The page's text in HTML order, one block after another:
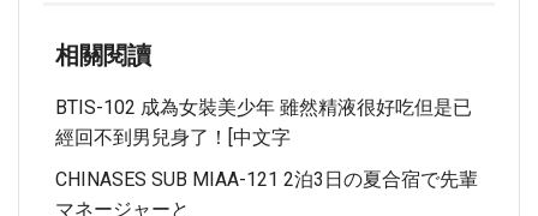
相關閱讀
BTIS-102 成為女裝美少年 雖然精液很好吃但是已
經回不到男兒身了！[中文字
CHINASES SUB MIAA-121 2泊3日の夏合宿で先輩
マネージャーと